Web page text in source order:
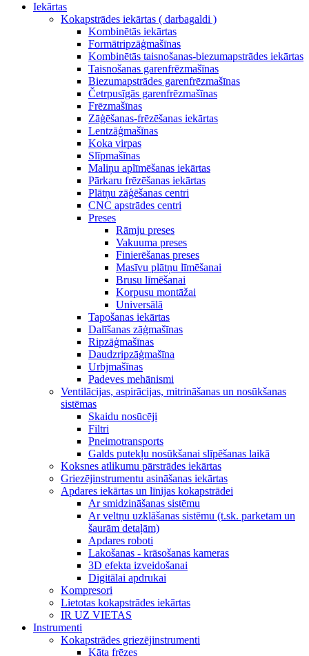
Iekārtas
Kokapstrādes iekārtas ( darbagaldi )
Kombinētās iekārtas
Formātripzāģmašīnas
Kombinētās taisnošanas-biezumapstrādes iekārtas
Taisnošanas garenfrēzmašīnas
Biezumapstrādes garenfrēzmašīnas
Četrpusīgās garenfrēzmašīnas
Frēzmašīnas
Zāģēšanas-frēzēšanas iekārtas
Lentzāģmašīnas
Koka virpas
Slīpmašīnas
Maliņu aplīmēšanas iekārtas
Pārkaru frēzēšanas iekārtas
Plātņu zāģēšanas centri
CNC apstrādes centri
Preses
Rāmju preses
Vakuuma preses
Finierēšanas preses
Masīvu plātņu līmēšanai
Brusu līmēšanai
Korpusu montāžai
Universālā
Tapošanas iekārtas
Dalīšanas zāģmašīnas
Ripzāģmašīnas
Daudzripzāģmašīna
Urbjmašīnas
Padeves mehānismi
Ventilācijas, aspirācijas, mitrināšanas un nosūkšanas
sistēmas
Skaidu nosūcēji
Filtri
Pneimotransports
Galds putekļu nosūkšanai slīpēšanas laikā
Koksnes atlikumu pārstrādes iekārtas
Griezējinstrumentu asināšanas iekārtas
Apdares iekārtas un līnijas kokapstrādei
Ar smidzināšanas sistēmu
Ar veltņu uzklāšanas sistēmu (t.sk. parketam un
šaurām detaļām)
Apdares roboti
Lakošanas - krāsošanas kameras
3D efekta izveidošanai
Digitālai apdrukai
Kompresori
Lietotas kokapstrādes iekārtas
IR UZ VIETAS
Instrumenti
Kokapstrādes griezējinstrumenti
Kāta frēzes